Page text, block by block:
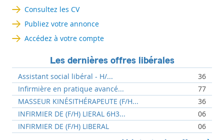
Consultez les CV
Publiez votre annonce
Accédez à votre compte
Les dernières offres libérales
Assistant social libéral - H/...
36
Infirmière en pratique avancé...
77
MASSEUR KINÉSITHÉRAPEUTE (F/H...
36
INFIRMIER DE (F/H) LIERAL 6H3...
06
INFIRMIER DE (F/H) LIBERAL
06